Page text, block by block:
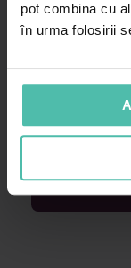
pot combina cu
în urma folosirii